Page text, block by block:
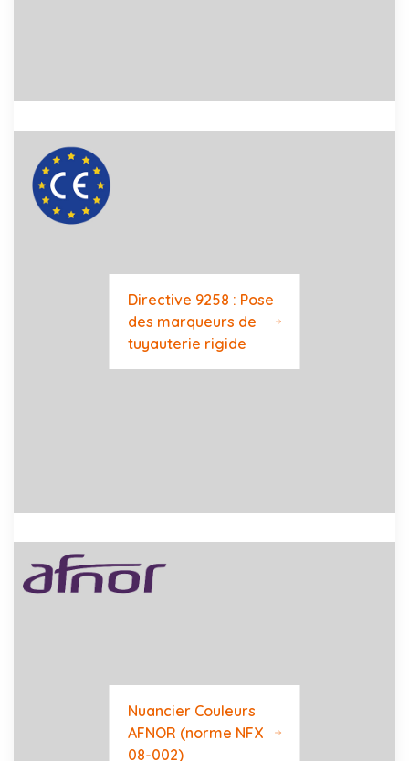
Directive 9258 : Pose
des marqueurs de
tuyauterie rigide
Nuancier Couleurs
AFNOR (norme NFX
08-002)